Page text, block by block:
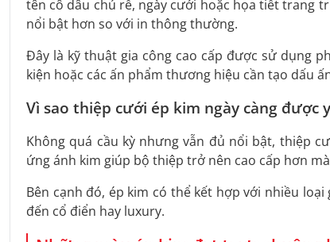
tên cô dâu chú rể, ngày cưới hoặc họa tiết trang
nổi bật hơn so với in thông thường.
Đây là kỹ thuật gia công cao cấp được sử dụng
kiện hoặc các ấn phẩm thương hiệu cần tạo dấu
Vì sao thiệp cưới ép kim ngày càng được
Không quá cầu kỳ nhưng vẫn đủ nổi bật, thiệp
ứng ánh kim giúp bộ thiệp trở nên cao cấp hơn
Bên cạnh đó, ép kim có thể kết hợp với nhiều
đến cổ điển hay luxury.